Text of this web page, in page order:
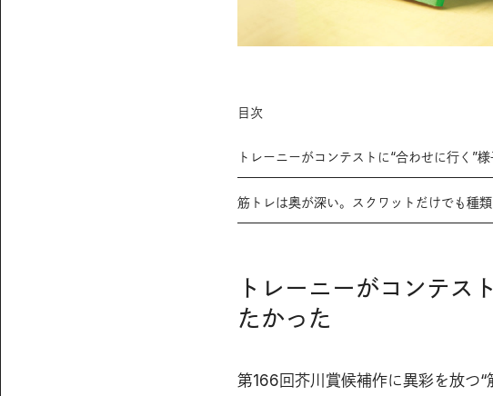
目次
トレーニーがコンテストに“合わせに行く”
筋トレは奥が深い。スクワットだけでも種
トレーニーがコンテス
たかった
第166回芥川賞候補作に異彩を放つ